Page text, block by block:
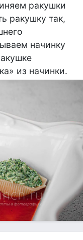
ракушки
ракушку так,
начинку
из начинки.